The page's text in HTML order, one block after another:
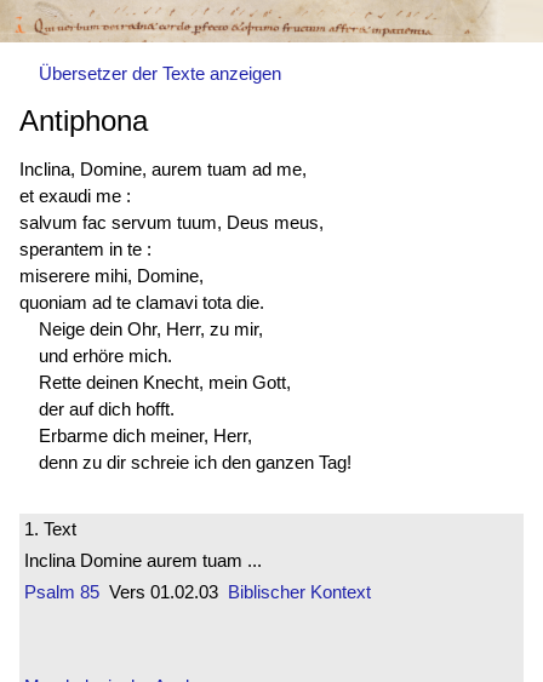
Übersetzer der Texte anzeigen
Antiphona
Inclina, Domine, aurem tuam ad me,
et exaudi me :
salvum fac servum tuum, Deus meus,
sperantem in te :
miserere mihi, Domine,
quoniam ad te clamavi tota die.
Neige dein Ohr, Herr, zu mir,
und erhöre mich.
Rette deinen Knecht, mein Gott,
der auf dich hofft.
Erbarme dich meiner, Herr,
denn zu dir schreie ich den ganzen Tag!
1. Text
Inclina Domine aurem tuam ...
Psalm 85 Vers 01.02.03 Biblischer Kontext